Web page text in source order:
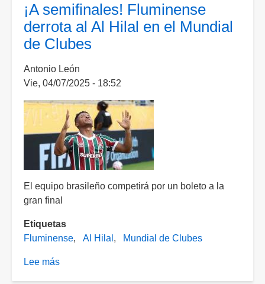
pero
asegura
su
a
Semifinales
del
Mundial
de
Clubes
¡A semifinales! Fluminense
derrota al Al Hilal en el Mundial
de Clubes
Antonio León
Vie, 04/07/2025 - 18:52
El equipo brasileño competirá por un boleto a la
gran final
Etiquetas
Fluminense
Al Hilal Mundial de Clubes
Lee más